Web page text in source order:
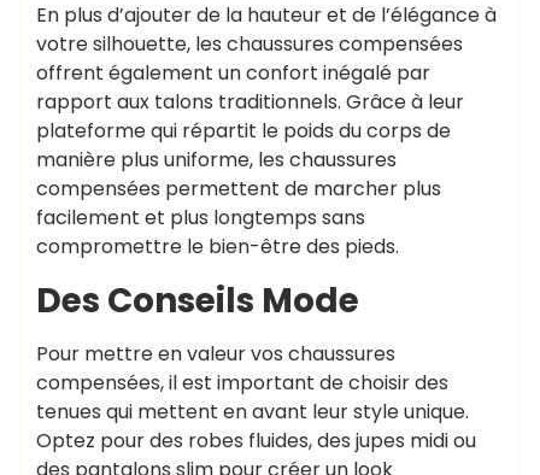
En plus d’ajouter de la hauteur et de l’élégance à
votre silhouette, les chaussures compensées
offrent également un confort inégalé par
rapport aux talons traditionnels. Grâce à leur
plateforme qui répartit le poids du corps de
manière plus uniforme, les chaussures
compensées permettent de marcher plus
facilement et plus longtemps sans
compromettre le bien-être des pieds.
Des Conseils Mode
Pour mettre en valeur vos chaussures
compensées, il est important de choisir des
tenues qui mettent en avant leur style unique.
Optez pour des robes fluides, des jupes midi ou